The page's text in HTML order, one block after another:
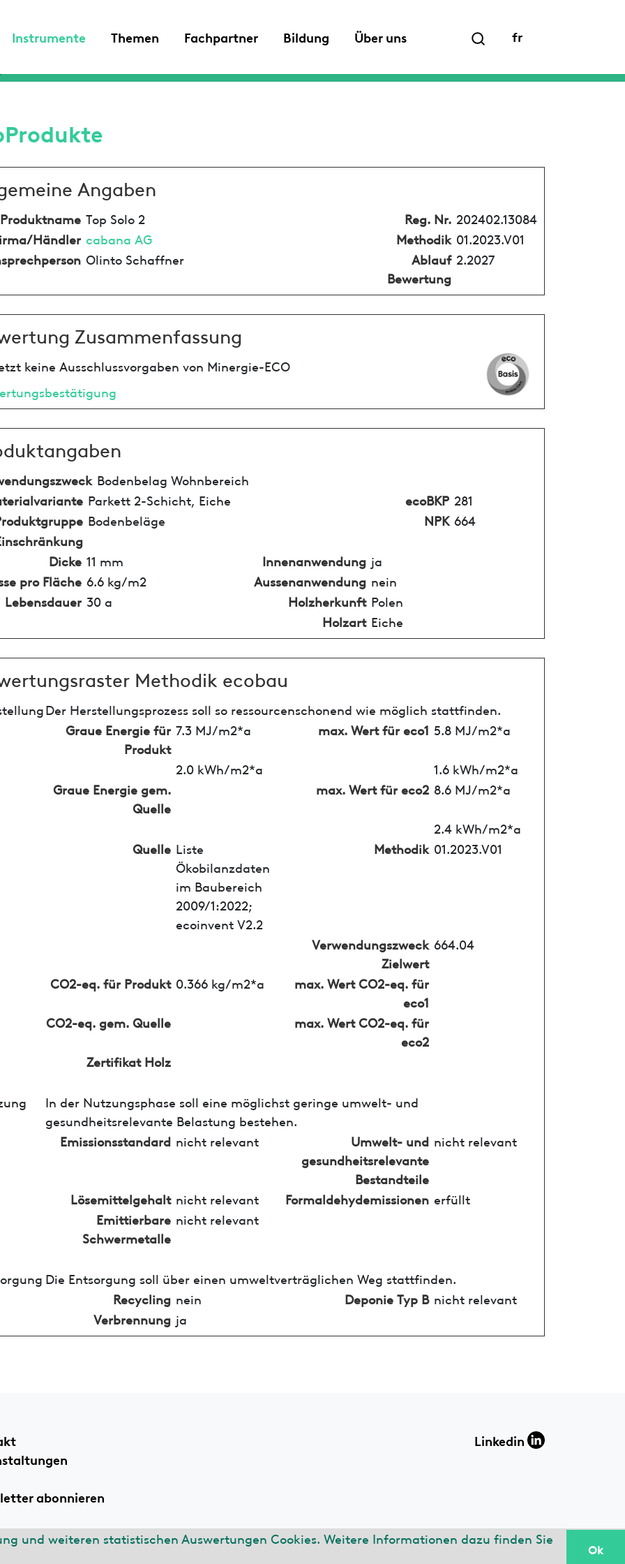
und weiteren statistischen Auswertungen Cookies. Weitere Informationen dazu finden Sie
Ok
Instrumente Themen Fachpartner Bildung Über uns fr
Angaben
Produktname Top Solo 2 Reg. Nr. 202402.13084
Händler cabana AG Methodik 01.2023.V01
Olinto Schaffner
Ablauf
Bewertung
2.2027
Zusammenfassung
keine Ausschlussvorgaben von Minergie-ECO
Bodenbelag Wohnbereich
Parkett 2-Schicht, Eiche ecoBKP 281
Bodenbeläge NPK 664
Dicke 11 mm Innenanwendung ja
pro Fläche 6.6 kg/m2 Aussenanwendung nein
Lebensdauer 30 a Holzherkunft Polen
Holzart Eiche
Methodik ecobau
Der Herstellungsprozess soll so ressourcenschonend wie möglich stattfinden.
Graue Energie für
Produkt
7.3 MJ/m2*a max. Wert für eco1 5.8 MJ/m2*a
2.0 kWh/m2*a
1.6 kWh/m2*a
Graue Energie gem.
Quelle
max. Wert für eco2 8.6 MJ/m2*a
2.4 kWh/m2*a
Quelle Liste
Ökobilanzdaten
im Baubereich
2009/1:2022;
ecoinvent V2.2
Methodik 01.2023.V01
Verwendungszweck
Zielwert
664.04
CO2-eq. für Produkt 0.366 kg/m2*a
max. Wert CO2-eq. für
eco1
CO2-eq. gem. Quelle
max. Wert CO2-eq. für
eco2
Zertifikat Holz
In der Nutzungsphase soll eine möglichst geringe umwelt- und
gesundheitsrelevante Belastung bestehen.
Emissionsstandard nicht relevant
Umwelt- und
gesundheitsrelevante
Bestandteile
nicht relevant
Lösemittelgehalt nicht relevant Formaldehydemissionen erfüllt
Emittierbare
Schwermetalle
nicht relevant
Die Entsorgung soll über einen umweltverträglichen Weg stattfinden.
Recycling nein Deponie Typ B nicht relevant
Verbrennung ja
abonnieren
Linkedin